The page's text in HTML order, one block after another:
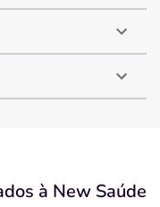
à New Saúde